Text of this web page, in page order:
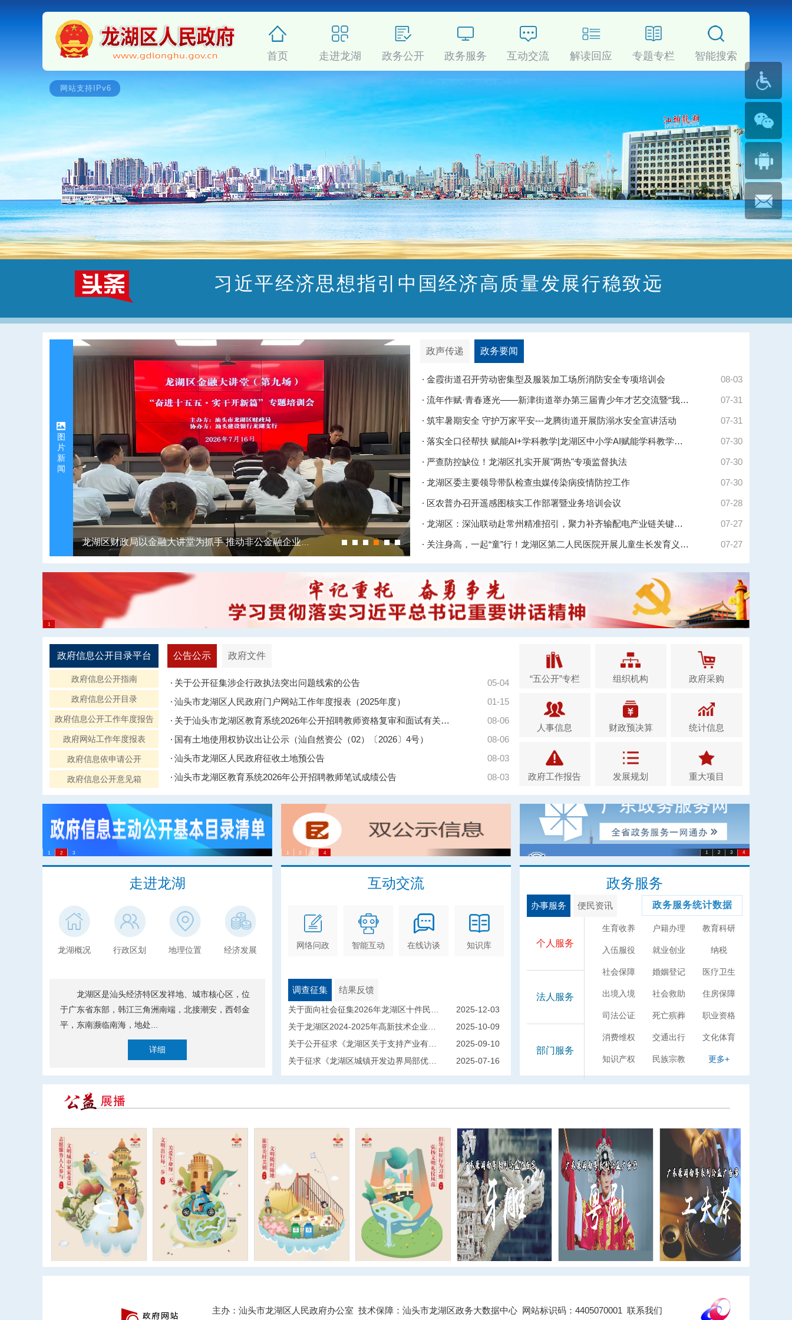
首页 走进龙湖 政务公开 政务服务 互动交流 解读回应 专题专栏 智能搜索
习近平经济思想指引中国经济高质量发展行稳致远
图
片
新
闻
龙湖区财政局以金融大讲堂为抓手 推动非公金融企业党建走深走实
政声传递 政务要闻
金霞街道召开劳动密集型及服装加工场所消防安全专项培训会 08-03
流年作赋·青春逐光——新津街道举办第三届青少年才艺交流暨“我在新时代文明实践中心过暑假”系列活动 07-31
筑牢暑期安全 守护万家平安---龙腾街道开展防溺水安全宣讲活动 07-31
落实全口径帮扶 赋能AI+学科教学|龙湖区中小学AI赋能学科教学培训顺利完成 07-30
严查防控缺位！龙湖区扎实开展"两热"专项监督执法 07-30
龙湖区委主要领导带队检查虫媒传染病疫情防控工作 07-30
区农普办召开遥感图核实工作部署暨业务培训会议 07-28
龙湖区：深汕联动赴常州精准招引，聚力补齐输配电产业链关键环节 07-27
关注身高，一起“童”行！龙湖区第二人民医院开展儿童生长发育义诊活动 07-27
政府信息公开目录平台
政府信息公开指南
政府信息公开目录
政府信息公开工作年度报告
政府网站工作年度报表
政府信息依申请公开
政府信息公开意见箱
公告公示 政府文件
关于公开征集涉企行政执法突出问题线索的公告
05-04
汕头市龙湖区人民政府门户网站工作年度报表（2025年度）
01-15
关于汕头市龙湖区教育系统2026年公开招聘教师资格复审和面试有关事项的公告
08-06
国有土地使用权协议出让公示（汕自然资公（02）〔2026〕4号）
08-06
汕头市龙湖区人民政府征收土地预公告
08-03
汕头市龙湖区教育系统2026年公开招聘教师笔试成绩公告
08-03
“五公开”专栏 组织机构 政府采购
人事信息 财政预决算 统计信息
政府工作报告 发展规划 重大项目
走进龙湖
龙湖概况 行政区划 地理位置 经济发展
龙湖区是汕头经济特区发祥地、城市核心区，位
于广东省东部，韩江三角洲南端，北接潮安，西邻金
平，东南濒临南海，地处...
详细
互动交流
网络问政 智能互动 在线访谈 知识库
调查征集 结果反馈
2025-12-03
2025-10-09
2025-09-10
2025-07-16
政务服务
办事服务 便民资讯 政务服务统计数据
个人服务
法人服务
部门服务
生育收养 户籍办理 教育科研
入伍服役 就业创业 纳税
社会保障 婚姻登记 医疗卫生
出境入境 社会救助 住房保障
司法公证 死亡殡葬 职业资格
消费维权 交通出行 文化体育
知识产权 民族宗教 更多+
主办：汕头市龙湖区人民政府办公室 技术保障：汕头市龙湖区政务大数据中心 网站标识码：4405070001 联系我们